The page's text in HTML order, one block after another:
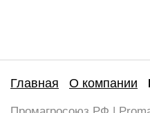
Главная О компании